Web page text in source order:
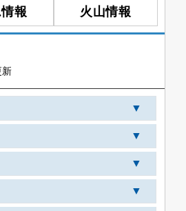
報 火山情報
新
▼
▼
▼
▼